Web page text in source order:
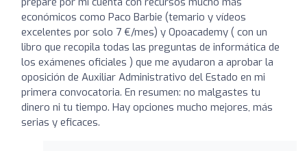
económicos como Paco Barbie (temario y vídeos
excelentes por solo 7 €/mes) y Opoacademy ( con un
libro que recopila todas las preguntas de informática de
los exámenes oficiales ) que me ayudaron a aprobar la
oposición de Auxiliar Administrativo del Estado en mi
primera convocatoria. En resumen: no malgastes tu
dinero ni tu tiempo. Hay opciones mucho mejores, más
serias y eficaces.